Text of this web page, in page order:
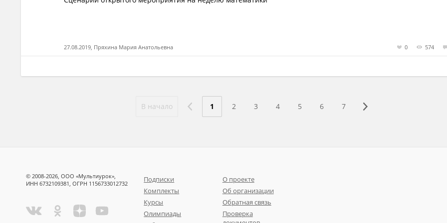
27.08.2019, Пряхина Мария Анатольевна 0 574
В начало 1 2 3 4 5 6 7
© 2008-2026, ООО «Мультиурок»,
ИНН 6732109381, ОГРН 1156733012732
Подписки
Комплекты
Курсы
Олимпиады
О проекте
Об организации
Обратная связь
Проверка